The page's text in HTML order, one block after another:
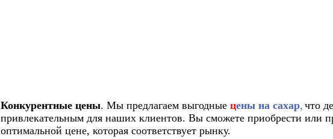
Конкурентные цены. Мы предлагаем выгодные цены на сахар, что
привлекательным для наших клиентов. Вы сможете приобрести или
оптимальной цене, которая соответствует рынку.